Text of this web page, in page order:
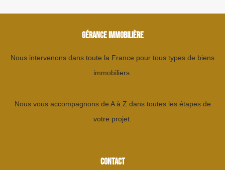
GÉRANCE IMMOBILIÈRE
Nous intervenons dans toute la France pour tous types de biens
immobiliers.
Nous vous accompagnons de A à Z dans toutes les étapes de
votre projet.
CONTACT